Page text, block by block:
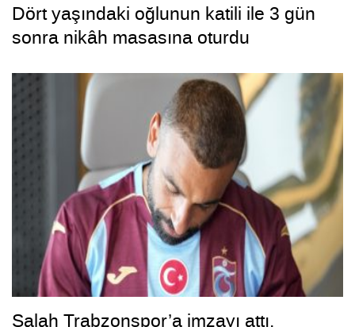
Dört yaşındaki oğlunun katili ile 3 gün
sonra nikâh masasına oturdu
Salah Trabzonspor’a imzayı attı,